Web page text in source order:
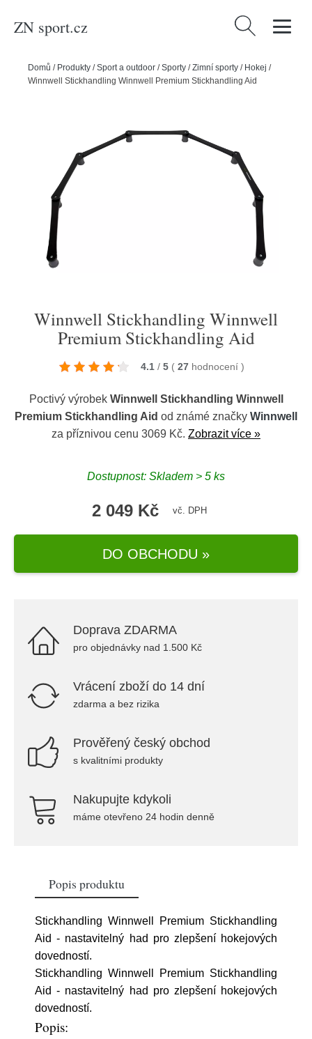
ZN sport.cz Vyhledávání
Domů / Produkty /Sport a outdoor /Sporty /Zimní sporty / Hokej /
Winnwell Stickhandling Winnwell Premium Stickhandling Aid
Winnwell Stickhandling Winnwell
Premium Stickhandling Aid
4.1 / 5 ( 27 hodnocení )
Poctivý výrobek Winnwell Stickhandling Winnwell
Premium Stickhandling Aid od známé značky Winnwell
za příznivou cenu 3069 Kč. Zobrazit více »
Dostupnost: Skladem > 5 ks
2 049 Kč vč. DPH
DO OBCHODU »
Doprava ZDARMA
pro objednávky nad 1.500 Kč
Vrácení zboží do 14 dní
zdarma a bez rizika
Prověřený český obchod
s kvalitními produkty
Nakupujte kdykoli
máme otevřeno 24 hodin denně
Popis produktu
Stickhandling Winnwell Premium Stickhandling
Aid - nastavitelný had pro zlepšení hokejových
dovedností.
Stickhandling Winnwell Premium Stickhandling
Aid - nastavitelný had pro zlepšení hokejových
dovedností.
Popis: